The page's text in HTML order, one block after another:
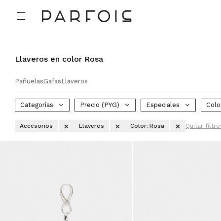

Llaveros en color Rosa
PañuelasGafas Llaveros
Categorías Precio (PYG) Especiales
Accesorios Llaveros Color: Rosa Quitar